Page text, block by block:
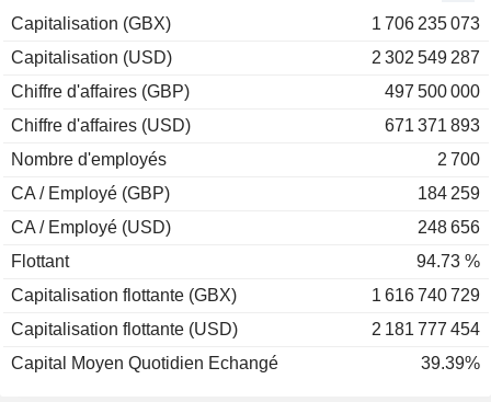
Capitalisation (GBX)
1 706 235 073
Capitalisation (USD)
2 302 549 287
Chiffre d'affaires (GBP)
497 500 000
Chiffre d'affaires (USD)
671 371 893
Nombre d'employés
2 700
CA / Employé (GBP)
184 259
CA / Employé (USD)
248 656
Flottant
94.73 %
Capitalisation flottante (GBX)
1 616 740 729
Capitalisation flottante (USD)
2 181 777 454
Capital Moyen Quotidien Echangé
39.39%
1998
1997
+27,95 %